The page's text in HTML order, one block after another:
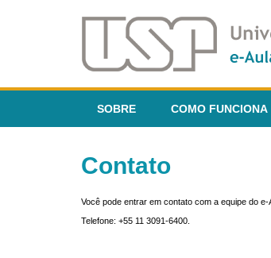
SOBRE COMO FUNCIONA
Contato
Você pode entrar em contato com a equipe do
Telefone: +55 11 3091-6400.